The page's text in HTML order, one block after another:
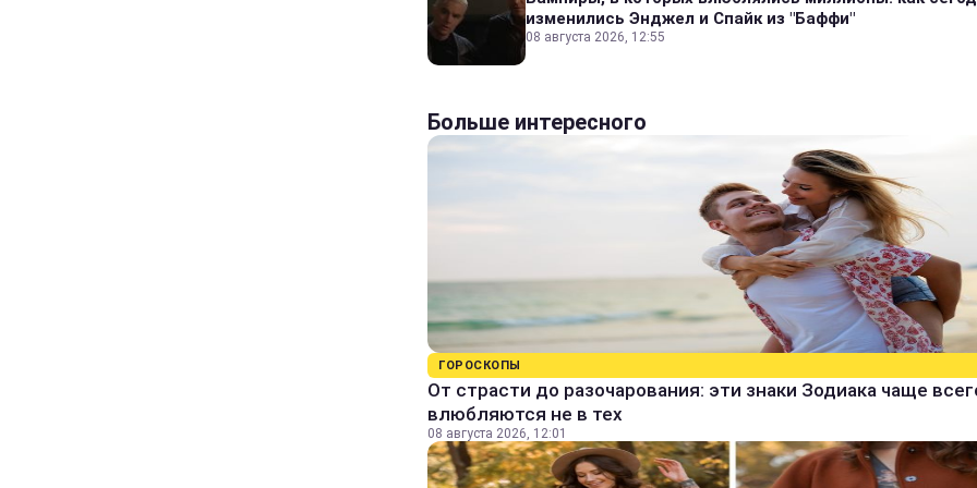
изменились Энджел и Спайк из "Баффи"
08 августа 2026, 12:55
Больше интересного
ГОРОСКОПЫ
От страсти до разочарования: эти знаки Зодиака чаще
влюбляются не в тех
08 августа 2026, 12:01